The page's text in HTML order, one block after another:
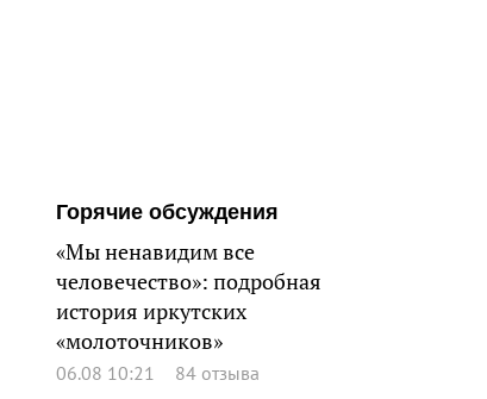
Горячие обсуждения
«Мы ненавидим все
человечество»: подробная
история иркутских
«молоточников»
06.08 10:21 84 отзыва